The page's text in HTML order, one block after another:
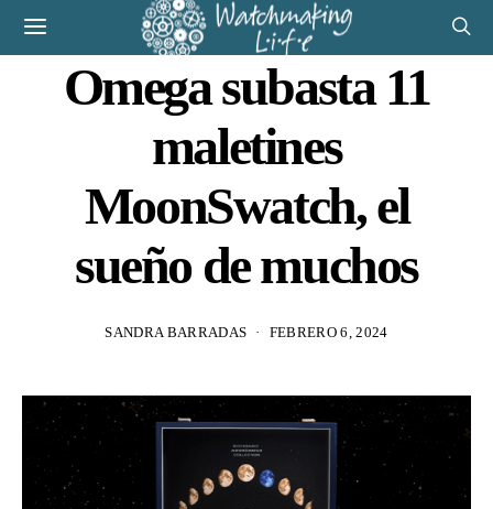
Omega subasta 11
maletines
MoonSwatch, el
sueño de muchos
SANDRA BARRADAS FEBRERO 6, 2024